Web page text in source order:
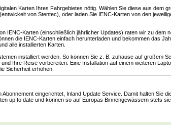
Karten Ihres Fahrgebietes nötig. Wählen Sie diese aus dem
von Stentec), oder laden Sie IENC-Karten von den
IENC-Karten (einschließlich jährlicher Updates) raten wir zu dem
die IENC-Karten einfach herunterladen und bekommen das
alle installierten Karten.
installiert werden. So können Sie z. B. zuhause auf großem
Ihre Reise vorbereiten. Eine Installation auf einem weiteren
Sicherheit erhöhen.
eingerichtet, Inland Update Service. Damit halten Sie
up to date und können so auf Europas Binnengewässern stets